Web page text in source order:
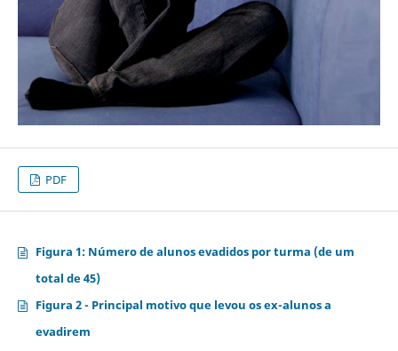
PDF
Figura 1: Número de alunos evadidos por turma (de um
total de 45)
Figura 2 - Principal motivo que levou os ex-alunos a
evadirem